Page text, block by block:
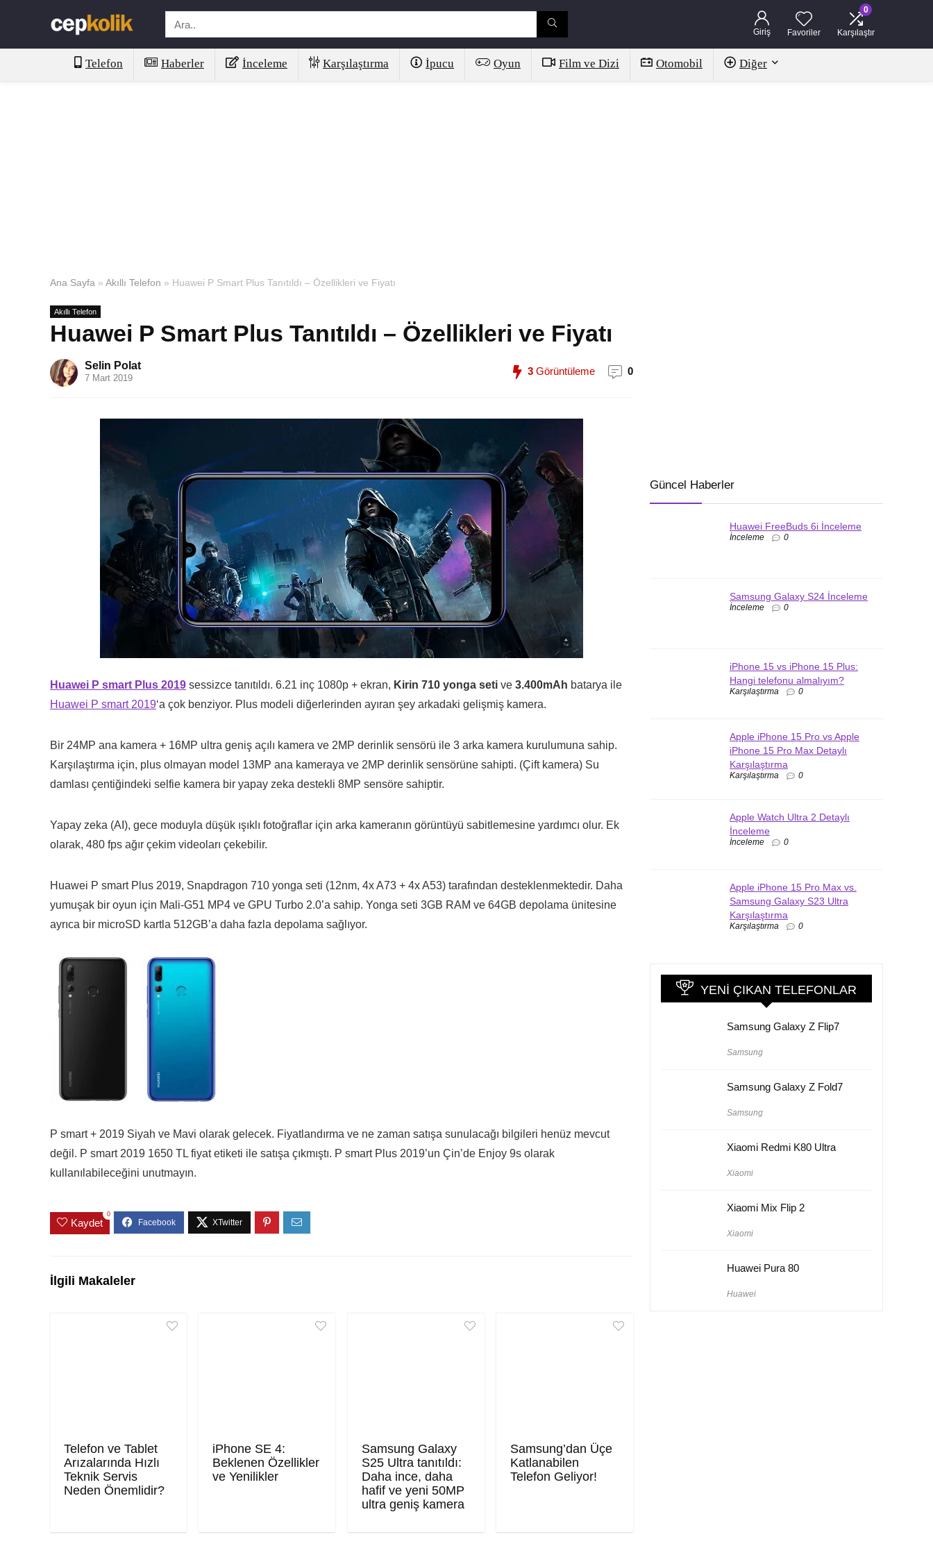
Giriş Favoriler
0
Karşılaştır
Telefon Haberler İnceleme Karşılaştırma İpucu Oyun Film ve Dizi Otomobil Diğer
Ana Sayfa » Akıllı Telefon » Huawei P Smart Plus Tanıtıldı – Özellikleri ve Fiyatı
Akıllı Telefon
Huawei P Smart Plus Tanıtıldı – Özellikleri ve Fiyatı
Selin Polat
7 Mart 2019
3 Görüntüleme 0
Huawei P smart Plus 2019 sessizce tanıtıldı. 6.21 inç 1080p + ekran, Kirin 710 yonga seti ve 3.400mAh batarya ile
Huawei P smart 2019‘a çok benziyor. Plus modeli diğerlerinden ayıran şey arkadaki gelişmiş kamera.
Bir 24MP ana kamera + 16MP ultra geniş açılı kamera ve 2MP derinlik sensörü ile 3 arka kamera kurulumuna sahip.
Karşılaştırma için, plus olmayan model 13MP ana kameraya ve 2MP derinlik sensörüne sahipti. (Çift kamera) Su
damlası çentiğindeki selfie kamera bir yapay zeka destekli 8MP sensöre sahiptir.
Yapay zeka (AI), gece moduyla düşük ışıklı fotoğraflar için arka kameranın görüntüyü sabitlemesine yardımcı olur. Ek
olarak, 480 fps ağır çekim videoları çekebilir.
Huawei P smart Plus 2019, Snapdragon 710 yonga seti (12nm, 4x A73 + 4x A53) tarafından desteklenmektedir. Daha
yumuşak bir oyun için Mali-G51 MP4 ve GPU Turbo 2.0’a sahip. Yonga seti 3GB RAM ve 64GB depolama ünitesine
ayrıca bir microSD kartla 512GB’a daha fazla depolama sağlıyor.
P smart + 2019 Siyah ve Mavi olarak gelecek. Fiyatlandırma ve ne zaman satışa sunulacağı bilgileri henüz mevcut
değil. P smart 2019 1650 TL fiyat etiketi ile satışa çıkmıştı. P smart Plus 2019’un Çin’de Enjoy 9s olarak
kullanılabileceğini unutmayın.
Kaydet
0
İlgili Makaleler
Telefon ve Tablet
Arızalarında Hızlı
Teknik Servis
Neden Önemlidir?
iPhone SE 4:
Beklenen Özellikler
ve Yenilikler
Samsung Galaxy
S25 Ultra tanıtıldı:
Daha ince, daha
hafif ve yeni 50MP
ultra geniş kamera
Samsung’dan Üçe
Katlanabilen
Telefon Geliyor!
Güncel Haberler
Huawei FreeBuds 6i İnceleme
İnceleme 0
Samsung Galaxy S24 İnceleme
İnceleme 0
iPhone 15 vs iPhone 15 Plus:
Hangi telefonu almalıyım?
Karşılaştırma 0
Apple iPhone 15 Pro vs Apple
iPhone 15 Pro Max Detaylı
Karşılaştırma
Karşılaştırma 0
Apple Watch Ultra 2 Detaylı
İnceleme
İnceleme 0
Apple iPhone 15 Pro Max vs.
Samsung Galaxy S23 Ultra
Karşılaştırma
Karşılaştırma 0
YENI ÇIKAN TELEFONLAR
Samsung Galaxy Z Flip7
Samsung
Samsung Galaxy Z Fold7
Samsung
Xiaomi Redmi K80 Ultra
Xiaomi
Xiaomi Mix Flip 2
Xiaomi
Huawei Pura 80
Huawei